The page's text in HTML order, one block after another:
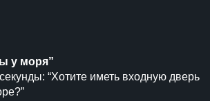
у моря”
“Хотите иметь входную дверь